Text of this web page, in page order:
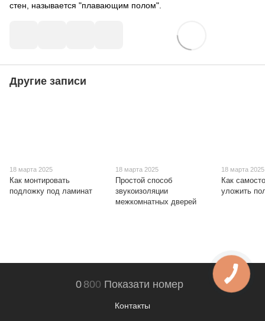
стен, называется "плавающим полом".
Другие записи
18 марта 2025
Как монтировать
подложку под ламинат
18 марта 2025
Простой способ
звукоизоляции
межкомнатных дверей
18 марта 2025
Как
уложить
0 800 Показати номер
Контакты